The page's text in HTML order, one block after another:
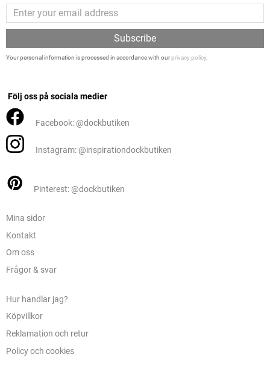
Subscribe
Your personal information is processed in accordance with ourprivacy policy.
Följ oss på sociala medier
Facebook: @dockbutiken
Instagram: @inspirationdockbutiken
Pinterest: @dockbutiken
Mina sidor
Kontakt
Om oss
Frågor & svar
Hur handlar jag?
Köpvillkor
Reklamation och retur
Policy och cookies